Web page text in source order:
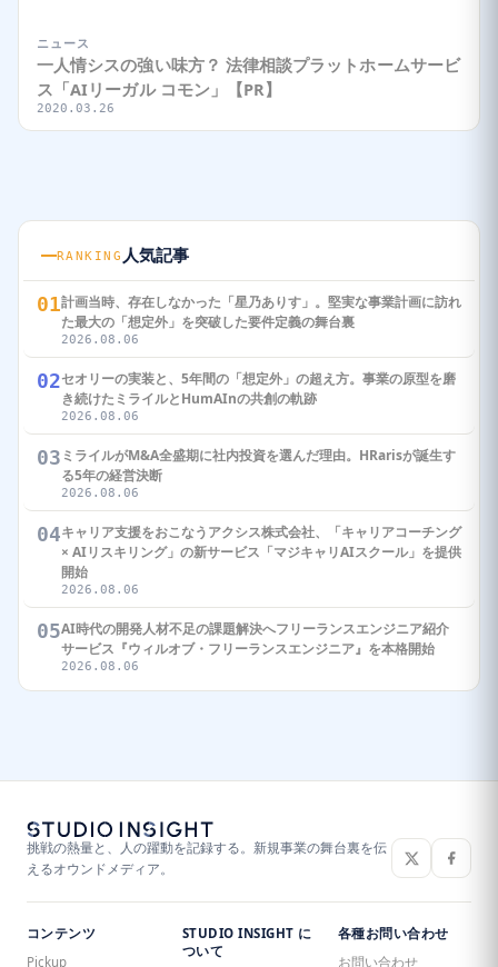
ニュース
一人情シスの強い味方？ 法律相談プラットホームサービ
ス「AIリーガル コモン」【PR】
2020.03.26
RANKING 人気記事
01計画当時、存在しなかった「星乃ありす」。堅実な事業計画に訪れ
た最大の「想定外」を突破した要件定義の舞台裏
2026.08.06
02セオリーの実装と、5年間の「想定外」の超え方。事業の原型を磨
き続けたミライルとHumAInの共創の軌跡
2026.08.06
03 ミライルがM&A全盛期に社内投資を選んだ理由。HRarisが誕生す
る5年の経営決断
2026.08.06
04キャリア支援をおこなうアクシス株式会社、「キャリアコーチング
× AIリスキリング」の新サービス「マジキャリAIスクール」を提供
開始
2026.08.06
05AI時代の開発人材不足の課題解決へフリーランスエンジニア紹介
サービス『ウィルオブ・フリーランスエンジニア』を本格開始
2026.08.06
挑戦の熱量と、人の躍動を記録する。新規事業の舞台裏を伝
えるオウンドメディア。
コンテンツ
Pickup
STUDIO INSIGHT に
ついて
各種お問い合わせ
お問い合わせ